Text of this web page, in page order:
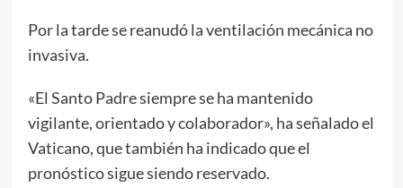
Por la tarde se reanudó la ventilación mecánica no
invasiva.
«El Santo Padre siempre se ha mantenido
vigilante, orientado y colaborador», ha señalado el
Vaticano, que también ha indicado que el
pronóstico sigue siendo reservado.